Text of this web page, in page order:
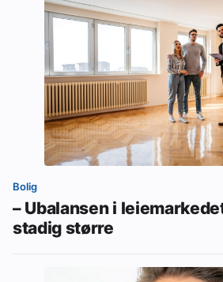
Bolig
– Ubalansen i
stadig større